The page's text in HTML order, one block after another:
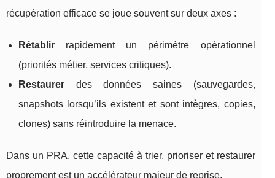
récupération efficace se joue souvent sur deux axes :
Rétablir rapidement un périmètre opérationnel
(priorités métier, services critiques).
Restaurer des données saines (sauvegardes,
snapshots lorsqu’ils existent et sont intègres, copies,
clones) sans réintroduire la menace.
Dans un PRA, cette capacité à trier, prioriser et restaurer
proprement est un accélérateur majeur de reprise.